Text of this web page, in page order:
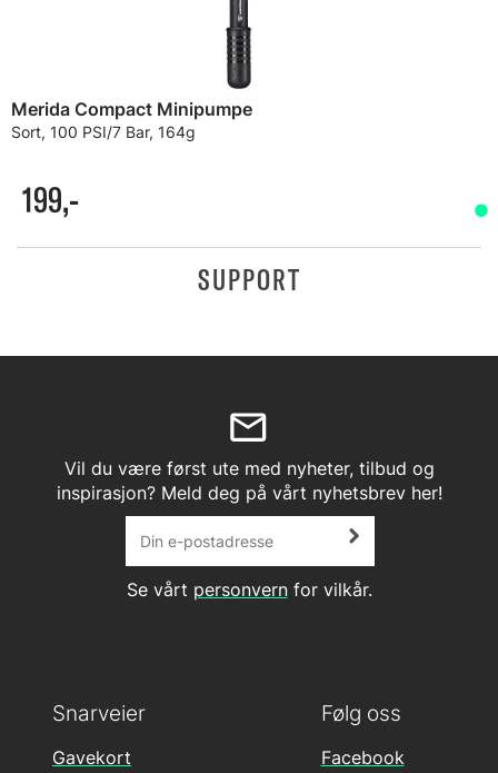
Merida Compact Minipumpe
Sort, 100 PSI/7 Bar, 164g
199,-
SUPPORT
Vil du være først ute med nyheter, tilbud og
inspirasjon? Meld deg på vårt nyhetsbrev her!
Se vårt personvernfor vilkår.
Følg oss
Facebook
Snarveier
Gavekort